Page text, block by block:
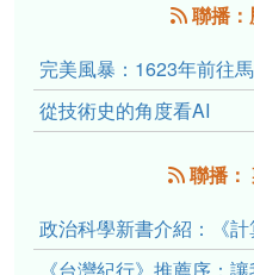
聯播
從技術史的角度看AI
聯播：
政治科學新書介紹：《計